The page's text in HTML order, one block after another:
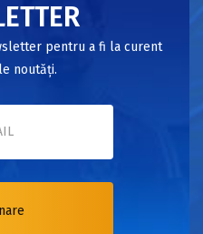
pentru a fi la curent
noutăți.